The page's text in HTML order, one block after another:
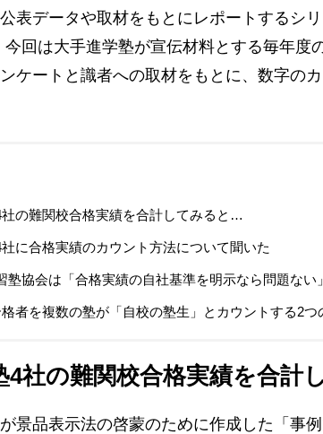
表データや取材をもとにレポートするシ
今回は大手進学塾が宣伝材料とする毎年度
ケートと識者への取材をもとに、数字の
社の難関校合格実績を合計してみると…
に合格実績のカウント方法について聞いた
塾協会は「合格実績の自社基準を明示なら問題ない」
者を複数の塾が「自校の塾生」とカウントする2つ
4社の難関校合格実績を合計
景品表示法の啓蒙のために作成した「事